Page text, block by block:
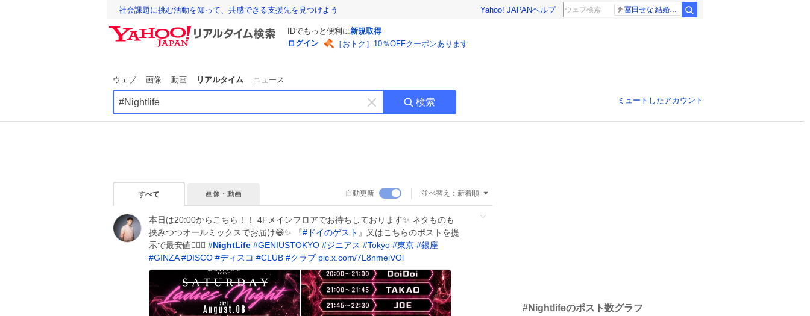
社会課題に挑む活動を知って、共感できる支援先を見つけよう Yahoo! JAPANヘルプ 冨田せな 結婚発表
IDでもっと便利に新規取得
ログイン
［おトク］10％OFFクーポンあります
ウェブ 画像 動画 リアルタイム ニュース
キ
ー
す
検索 ミュートしたアカウント
すべて 画像・動画 自動更新 並べ替え： 新着順
本日は20:00からこちら！！ 4Fメインフロアでお待ちしております✨ ネタものも
挟みつつオールミックスでお届け😁✨ 『# ドイのゲスト 』又はこちらのポストを提
示で最安値🙆‍♂️✨ #NightLife #GENIUSTOKYO #ジニアス #Tokyo #東京 #銀座
#GINZA #DISCO #ディスコ #CLUB #クラブ pic.x.com/7L8nmeiVOl
#Nightlifeのポスト数グラフ